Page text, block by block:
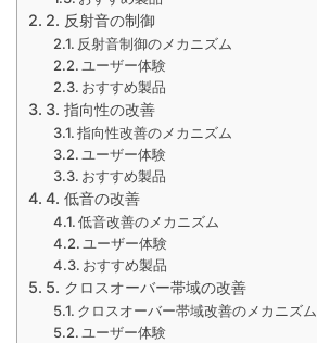
2. 反射音の制御
反射音制御のメカニズム
ユーザー体験
おすすめ製品
3. 指向性の改善
指向性改善のメカニズム
ユーザー体験
おすすめ製品
4. 低音の改善
低音改善のメカニズム
ユーザー体験
おすすめ製品
5. クロスオーバー帯域の改善
クロスオーバー帯域改善のメカニズム
ユーザー体験